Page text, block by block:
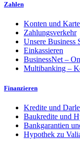
Zahlen
Konten und
Zahlungsverkehr
Unsere Business
Einkassieren
BusinessNet –
Multibanking –
Finanzieren
Kredite und
Baukredite und
Bankgarantien
Hypothek zu